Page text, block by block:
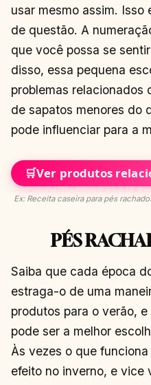
usar mesmo assim. Isso
de questão. A
que você possa se
disso, essa pequena
problemas relacionados
de sapatos menores do
pode influenciar para a
🛒Ver produtos
Ex: Receita caseira para pés
PÉS
Saiba que cada época
estraga-o de uma
produtos para o verão,
pode ser a melhor
Às vezes o que
efeito no inverno, e vice